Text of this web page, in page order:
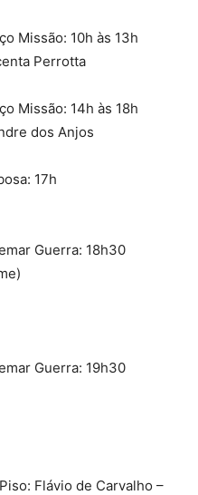
Missão: 10h às 13h
Perrotta
Missão: 14h às 18h
dos Anjos
17h
Guerra: 18h30
Guerra: 19h30
Flávio de Carvalho –